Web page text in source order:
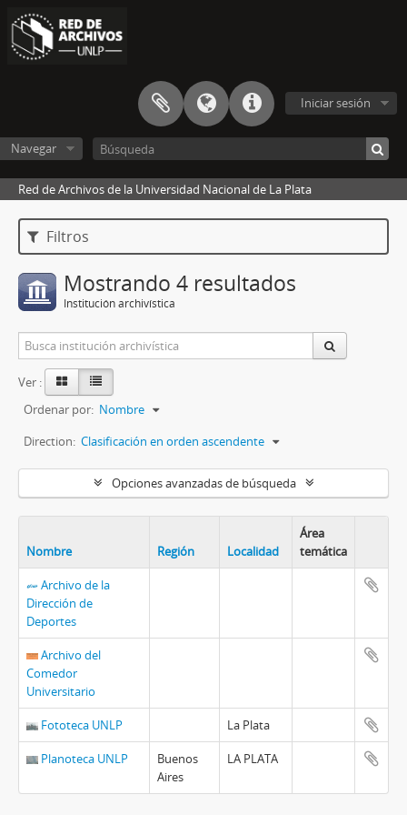
Iniciar sesión
Navegar
Red de Archivos de la Universidad Nacional de La Plata
Filtros
Mostrando 4 resultados
Institución archivística
Ver :
Ordenar por: Nombre
Direction: Clasificación en orden ascendente
Opciones avanzadas de búsqueda
Nombre Región Localidad
Área
temática
Archivo de la
Dirección de
Deportes
Archivo del
Comedor
Universitario
Fototeca UNLP La Plata
Planoteca UNLP
Buenos
Aires
LA PLATA